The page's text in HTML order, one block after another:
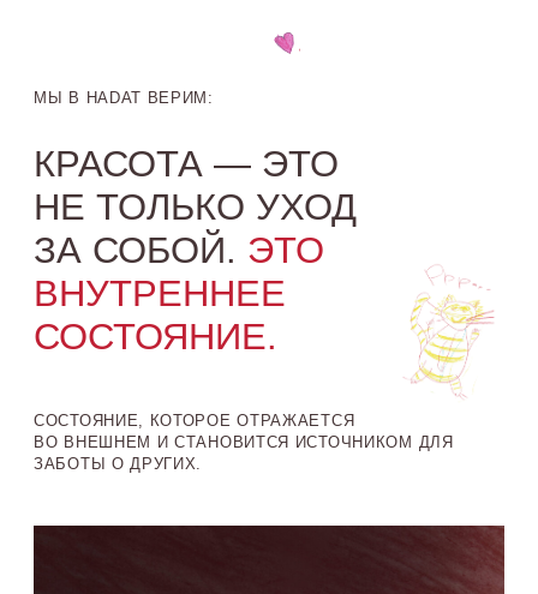
Совместно с Фондом «Обнажённые сердца»
мы создали проект, который соединяет красоту
и смысл. Он вдохновлён творчеством детей
и молодых людей с нарушениями развития